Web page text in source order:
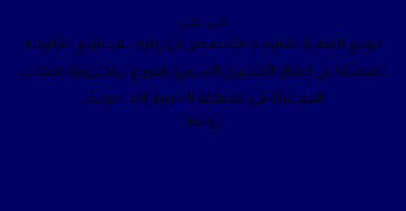
من نحن
موقع التقنية القانونية متخصص في إدارة المشاريع القانونية
المتمثلة في أعمال المحتوى القانوني للفروع الإلكترونية لمكاتب
المحاماة في المملكة العربية السعودية.
روابط